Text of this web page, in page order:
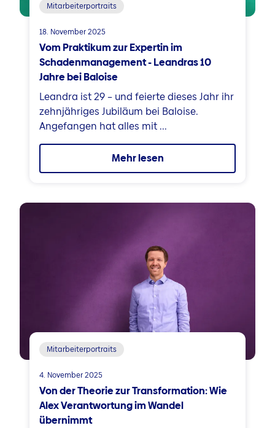
Mitarbeiterportraits
18. November 2025
Vom Praktikum zur Expertin im
Schadenmanagement - Leandras 10
Jahre bei Baloise
Leandra ist 29 – und feierte dieses Jahr ihr
zehnjähriges Jubiläum bei Baloise.
Angefangen hat alles mit ...
Mehr lesen
Mitarbeiterportraits
4. November 2025
Von der Theorie zur Transformation: Wie
Alex Verantwortung im Wandel
übernimmt